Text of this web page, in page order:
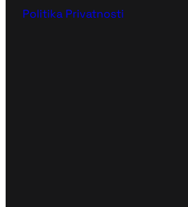
Politika Privatnosti